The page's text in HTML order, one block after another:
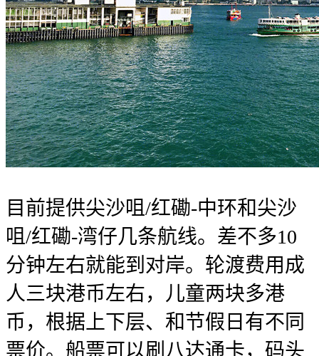
目前提供尖沙咀/红磡-中环和尖沙
咀/红磡-湾仔几条航线。差不多10
分钟左右就能到对岸。轮渡费用成
人三块港币左右，儿童两块多港
币，根据上下层、和节假日有不同
票价。船票可以刷八达通卡，码头